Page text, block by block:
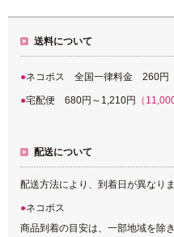
送料について
ネコポス 全国一律料金 260円
宅配便 680円～1,210円 （
配送について
配送方法により、到着日が異なりま
ネコポス
商品到着の目安は、一部地域を除